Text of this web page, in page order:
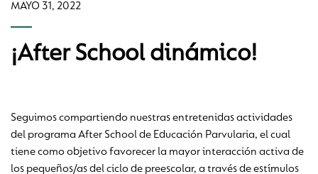
MAYO 31, 2022
¡After School dinámico!
Seguimos compartiendo nuestras entretenidas actividades
del programa After School de Educación Parvularia, el cual
tiene como objetivo favorecer la mayor interacción activa de
los pequeños/as del ciclo de preescolar, a través de estímulos